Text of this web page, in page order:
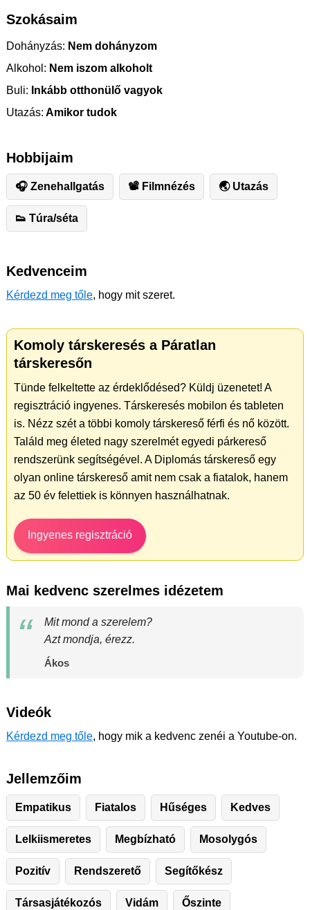
Szokásaim
Dohányzás: Nem dohányzom
Alkohol: Nem iszom alkoholt
Buli: Inkább otthonülő vagyok
Utazás: Amikor tudok
Hobbijaim
🎧 Zenehallgatás 📽 Filmnézés 🌏 Utazás
👟 Túra/séta
Kedvenceim
Kérdezd meg tőle, hogy mit szeret.
Komoly társkeresés a Páratlan
társkeresőn
Tünde felkeltette az érdeklődésed? Küldj üzenetet! A
regisztráció ingyenes. Társkeresés mobilon és tableten
is. Nézz szét a többi komoly társkereső férfi és nő között.
Találd meg életed nagy szerelmét egyedi párkereső
rendszerünk segítségével. A Diplomás társkereső egy
olyan online társkereső amit nem csak a fiatalok, hanem
az 50 év felettiek is könnyen használhatnak.
Ingyenes regisztráció
Mai kedvenc szerelmes idézetem
Mit mond a szerelem?
Azt mondja, érezz.
Ákos
Videók
Kérdezd meg tőle, hogy mik a kedvenc zenéi a Youtube-on.
Jellemzőim
Empatikus Fiatalos Hűséges Kedves
Lelkiismeretes Megbízható Mosolygós
Pozitív Rendszerető Segítőkész
Társasjátékozós Vidám Őszinte